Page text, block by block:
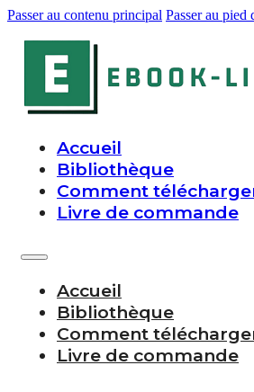
Passer au contenu principal Passer au pied
Accueil
Bibliothèque
Comment
Livre de commande
Accueil
Bibliothèque
Comment
Livre de commande